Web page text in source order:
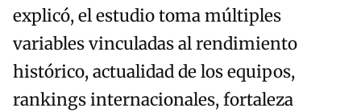
explicó, el estudio toma múltiples
variables vinculadas al rendimiento
histórico, actualidad de los equipos,
rankings internacionales, fortaleza